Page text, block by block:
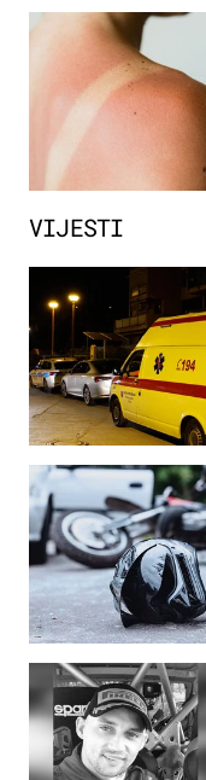
VIJESTI